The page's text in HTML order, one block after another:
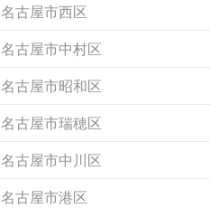
名古屋市西区
名古屋市中村区
名古屋市昭和区
名古屋市瑞穂区
名古屋市中川区
名古屋市港区